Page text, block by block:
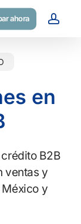
ahora
en
B2B
ventas y
y